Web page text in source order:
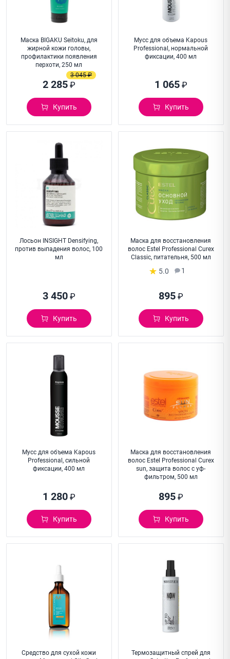
Маска BIGAKU Seitoku, для
жирной кожи головы,
профилактики появления
перхоти, 250 мл
2 285₽
3 045 ₽
Купить
Мусс для объема Kapous
Professional, нормальной
фиксации, 400 мл
1 065₽
Купить
Лосьон INSIGHT Densifying,
против выпадения волос, 100
мл
3 450₽
Купить
Маска для восстановления
волос Estel Professional Curex
Classic, питательня, 500 мл
5.0 1
895₽
Купить
Мусс для объема Kapous
Professional, сильной
фиксации, 400 мл
1 280₽
Купить
Маска для восстановления
волос Estel Professional Curex
sun, защита волос с уф-
фильтром, 500 мл
895₽
Купить
Средство для сухой кожи
Термозащитный спрей для